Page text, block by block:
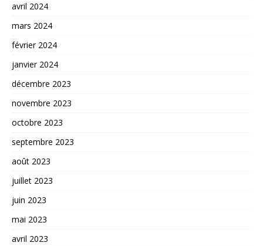
avril 2024
mars 2024
février 2024
janvier 2024
décembre 2023
novembre 2023
octobre 2023
septembre 2023
août 2023
juillet 2023
juin 2023
mai 2023
avril 2023